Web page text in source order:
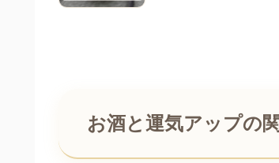
お酒と運気アップの